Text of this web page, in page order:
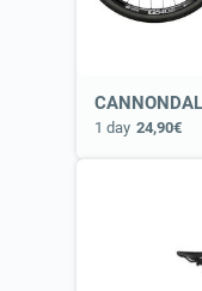
1 day 24,90€